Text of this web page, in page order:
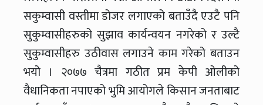
सकुम्वासी वस्तीमा डोजर लगाएको बताउँदै एउटै पनि
सुकुम्वासीहरुको सुझाव कार्यन्वयन नगरेको र उल्टै
सुकुम्वासीहरु उठीवास लगाउने काम गरेको बताउन
भयो । २०७७ चैत्रमा गठीत प्रम केपी ओलीको
वैधानिकता नपाएको भुमि आयोगले किसान जनताबाट